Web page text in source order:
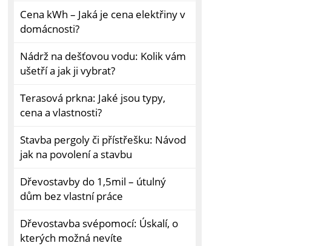
Cena kWh – Jaká je cena elektřiny v
domácnosti?
Nádrž na dešťovou vodu: Kolik vám
ušetří a jak ji vybrat?
Terasová prkna: Jaké jsou typy,
cena a vlastnosti?
Stavba pergoly či přístřešku: Návod
jak na povolení a stavbu
Dřevostavby do 1,5mil – útulný
dům bez vlastní práce
Dřevostavba svépomocí: Úskalí, o
kterých možná nevíte